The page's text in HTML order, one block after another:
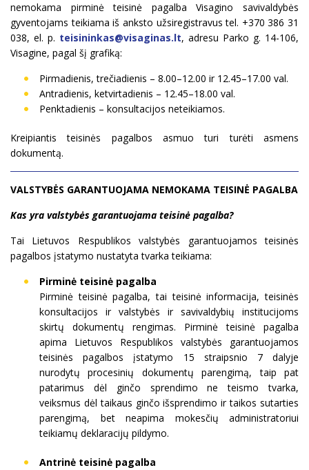
nemokama pirminė teisinė pagalba Visagino savivaldybės
gyventojams teikiama iš anksto užsiregistravus tel. +370 386 31
038, el. p. teisininkas@visaginas.lt, adresu Parko g. 14-106,
Visagine, pagal šį grafiką:
Pirmadienis, trečiadienis – 8.00–12.00 ir 12.45–17.00 val.
Antradienis, ketvirtadienis – 12.45–18.00 val.
Penktadienis – konsultacijos neteikiamos.
Kreipiantis teisinės pagalbos asmuo turi turėti asmens
dokumentą.
VALSTYBĖS GARANTUOJAMA NEMOKAMA TEISINĖ PAGALBA
Kas yra valstybės garantuojama teisinė pagalba?
Tai Lietuvos Respublikos valstybės garantuojamos teisinės
pagalbos įstatymo nustatyta tvarka teikiama:
Pirminė teisinė pagalba
Pirminė teisinė pagalba, tai teisinė informacija, teisinės
konsultacijos ir valstybės ir savivaldybių institucijoms
skirtų dokumentų rengimas. Pirminė teisinė pagalba
apima Lietuvos Respublikos valstybės garantuojamos
teisinės pagalbos įstatymo 15 straipsnio 7 dalyje
nurodytų procesinių dokumentų parengimą, taip pat
patarimus dėl ginčo sprendimo ne teismo tvarka,
veiksmus dėl taikaus ginčo išsprendimo ir taikos sutarties
parengimą, bet neapima mokesčių administratoriui
teikiamų deklaracijų pildymo.
Antrinė teisinė pagalba